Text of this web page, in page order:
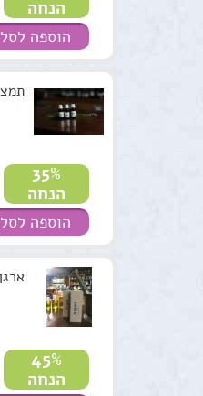
נרות האר"י
המלצות
תקנון האתר
הנחה
הוספה לסל
35%
הנחה
הוספה לסל
45%
הנחה